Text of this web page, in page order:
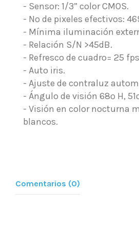
- Sensor: 1/3” color CMOS.
- Nº de pixeles efectivos:
- Mínima iluminación
- Relación S/N >45dB.
- Refresco de cuadro= 25
- Auto iris.
- Ajuste de contraluz
- Ángulo de visión 68º H,
- Visión en color nocturna
blancos.
Comentarios (0)